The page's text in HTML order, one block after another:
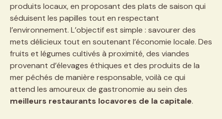
produits locaux, en proposant des plats de saison qui
séduisent les papilles tout en respectant
l’environnement. L’objectif est simple : savourer des
mets délicieux tout en soutenant l’économie locale. Des
fruits et légumes cultivés à proximité, des viandes
provenant d’élevages éthiques et des produits de la
mer pêchés de manière responsable, voilà ce qui
attend les amoureux de gastronomie au sein des
meilleurs restaurants locavores de la capitale.